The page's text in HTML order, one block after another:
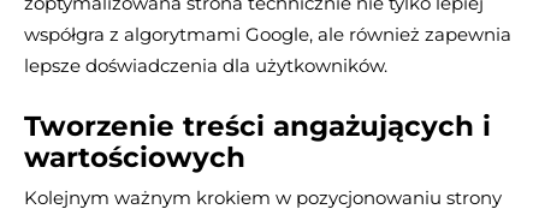
współgra z algorytmami Google, ale również zapewnia
lepsze doświadczenia dla użytkowników.
Tworzenie treści angażujących i
wartościowych
Kolejnym ważnym krokiem w pozycjonowaniu strony